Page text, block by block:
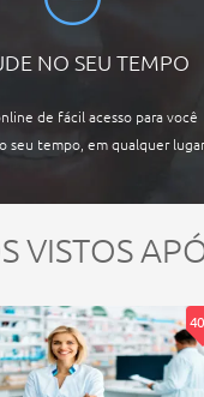
NO SEU TEMPO
de fácil acesso para você
seu tempo, em qualquer
VISTOS